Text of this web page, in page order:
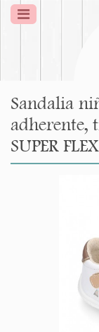
Sandalia
adherente,
SUPER